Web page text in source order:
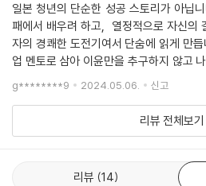
일본 청년의 단순한 성공 스토리가 아닙
패에서 배우려 하고, 열정적으로 자신의
자의 경쾌한 도전기여서 단숨에 읽게 만
업 멘토로 삼아 이윤만을 추구하지 않고
년 사업가의 얘기는 또다른 감동을 선사
후르츠산도를 보면
g********9 2024.05.06. 신고
리뷰 전체보기
리뷰 14